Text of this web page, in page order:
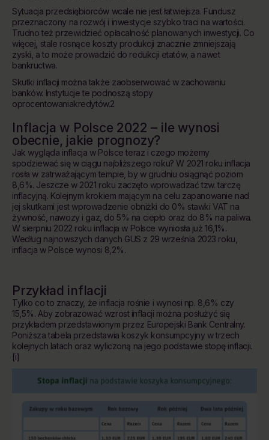
Sytuacja przedsiębiorców wcale nie jest łatwiejsza. Fundusz
przeznaczony na rozwój i inwestycje szybko traci na wartości.
Trudno też przewidzieć opłacalność planowanych inwestycji. Co
więcej, stale rosnące koszty produkcji znacznie zmniejszają
zyski, a to może prowadzić do redukcji etatów, a nawet
bankructwa.
Skutki inflacji można także zaobserwować w zachowaniu
banków. Instytucje te podnoszą stopy
oprocentowaniakredytów.2
Inflacja w Polsce 2022 – ile wynosi
obecnie, jakie prognozy?
Jak wygląda inflacja w Polsce teraz i czego możemy
spodziewać się w ciągu najbliższego roku? W 2021 roku inflacja
rosła w zatrważającym tempie, by w grudniu osiągnąć poziom
8,6%. Jeszcze w 2021 roku zaczęto wprowadzać tzw. tarczę
inflacyjną. Kolejnym krokiem mającym na celu zapanowanie nad
jej skutkami jest wprowadzenie obniżki do 0% stawki VAT na
żywność, nawozy i gaz, do 5% na ciepło oraz do 8% na paliwa.
W sierpniu 2022 roku inflacja w Polsce wyniosła już 16,1%.
Według najnowszych danych GUS z 29 września 2023 roku,
inflacja w Polsce wynosi 8,2%.
Przykład inflacji
Tylko co to znaczy, że inflacja rośnie i wynosi np. 8,6% czy
15,5%. Aby zobrazować wzrost inflacji można posłużyć się
przykładem przedstawionym przez Europejski Bank Centralny.
Poniższa tabela przedstawia koszyk konsumpcyjny w trzech
kolejnych latach oraz wyliczoną na jego podstawie stopę inflacji.
[i]